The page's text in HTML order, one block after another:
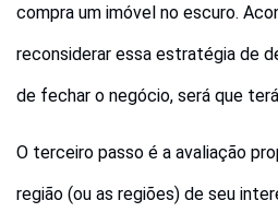
compra um imóvel no escuro.
reconsiderar essa estratégia de
de fechar o negócio, será que
O terceiro passo é a avaliação
região (ou as regiões) de seu